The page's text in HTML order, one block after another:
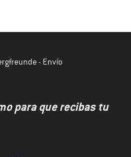
- Envío
para que recibas tu